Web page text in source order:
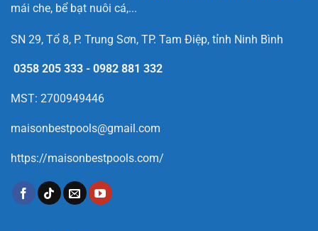
mái che, bể bạt nuôi cá,...
SN 29, Tổ 8, P. Trung Sơn, TP. Tam Điệp, tỉnh Ninh Bình
0358 205 333 - 0982 881 332
MST: 2700949446
maisonbestpools@gmail.com
https://maisonbestpools.com/